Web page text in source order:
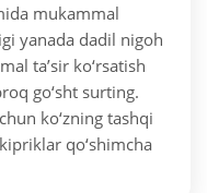
mukammal
yanada dadil nigoh
ta’sir ko‘rsatish
go‘sht surting.
ko‘zning tashqi
qo‘shimcha